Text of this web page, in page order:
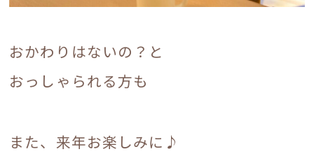
おかわりはないの？と
おっしゃられる方も
また、来年お楽しみに♪